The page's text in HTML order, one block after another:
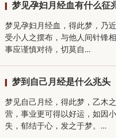
梦见孕妇月经血有什么征
梦见孕妇月经血，得此梦，乃
受小人之摆布，与他人间针锋
事应谨慎对待，切莫自...
梦到自己月经是什么兆头
梦见自己月经，得此梦，乙木
营，事业更可得以好运，如因
失，郁结于心，发之于梦。...